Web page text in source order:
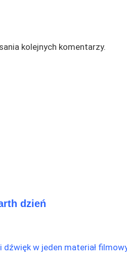
kolejnych komentarzy.
dzień